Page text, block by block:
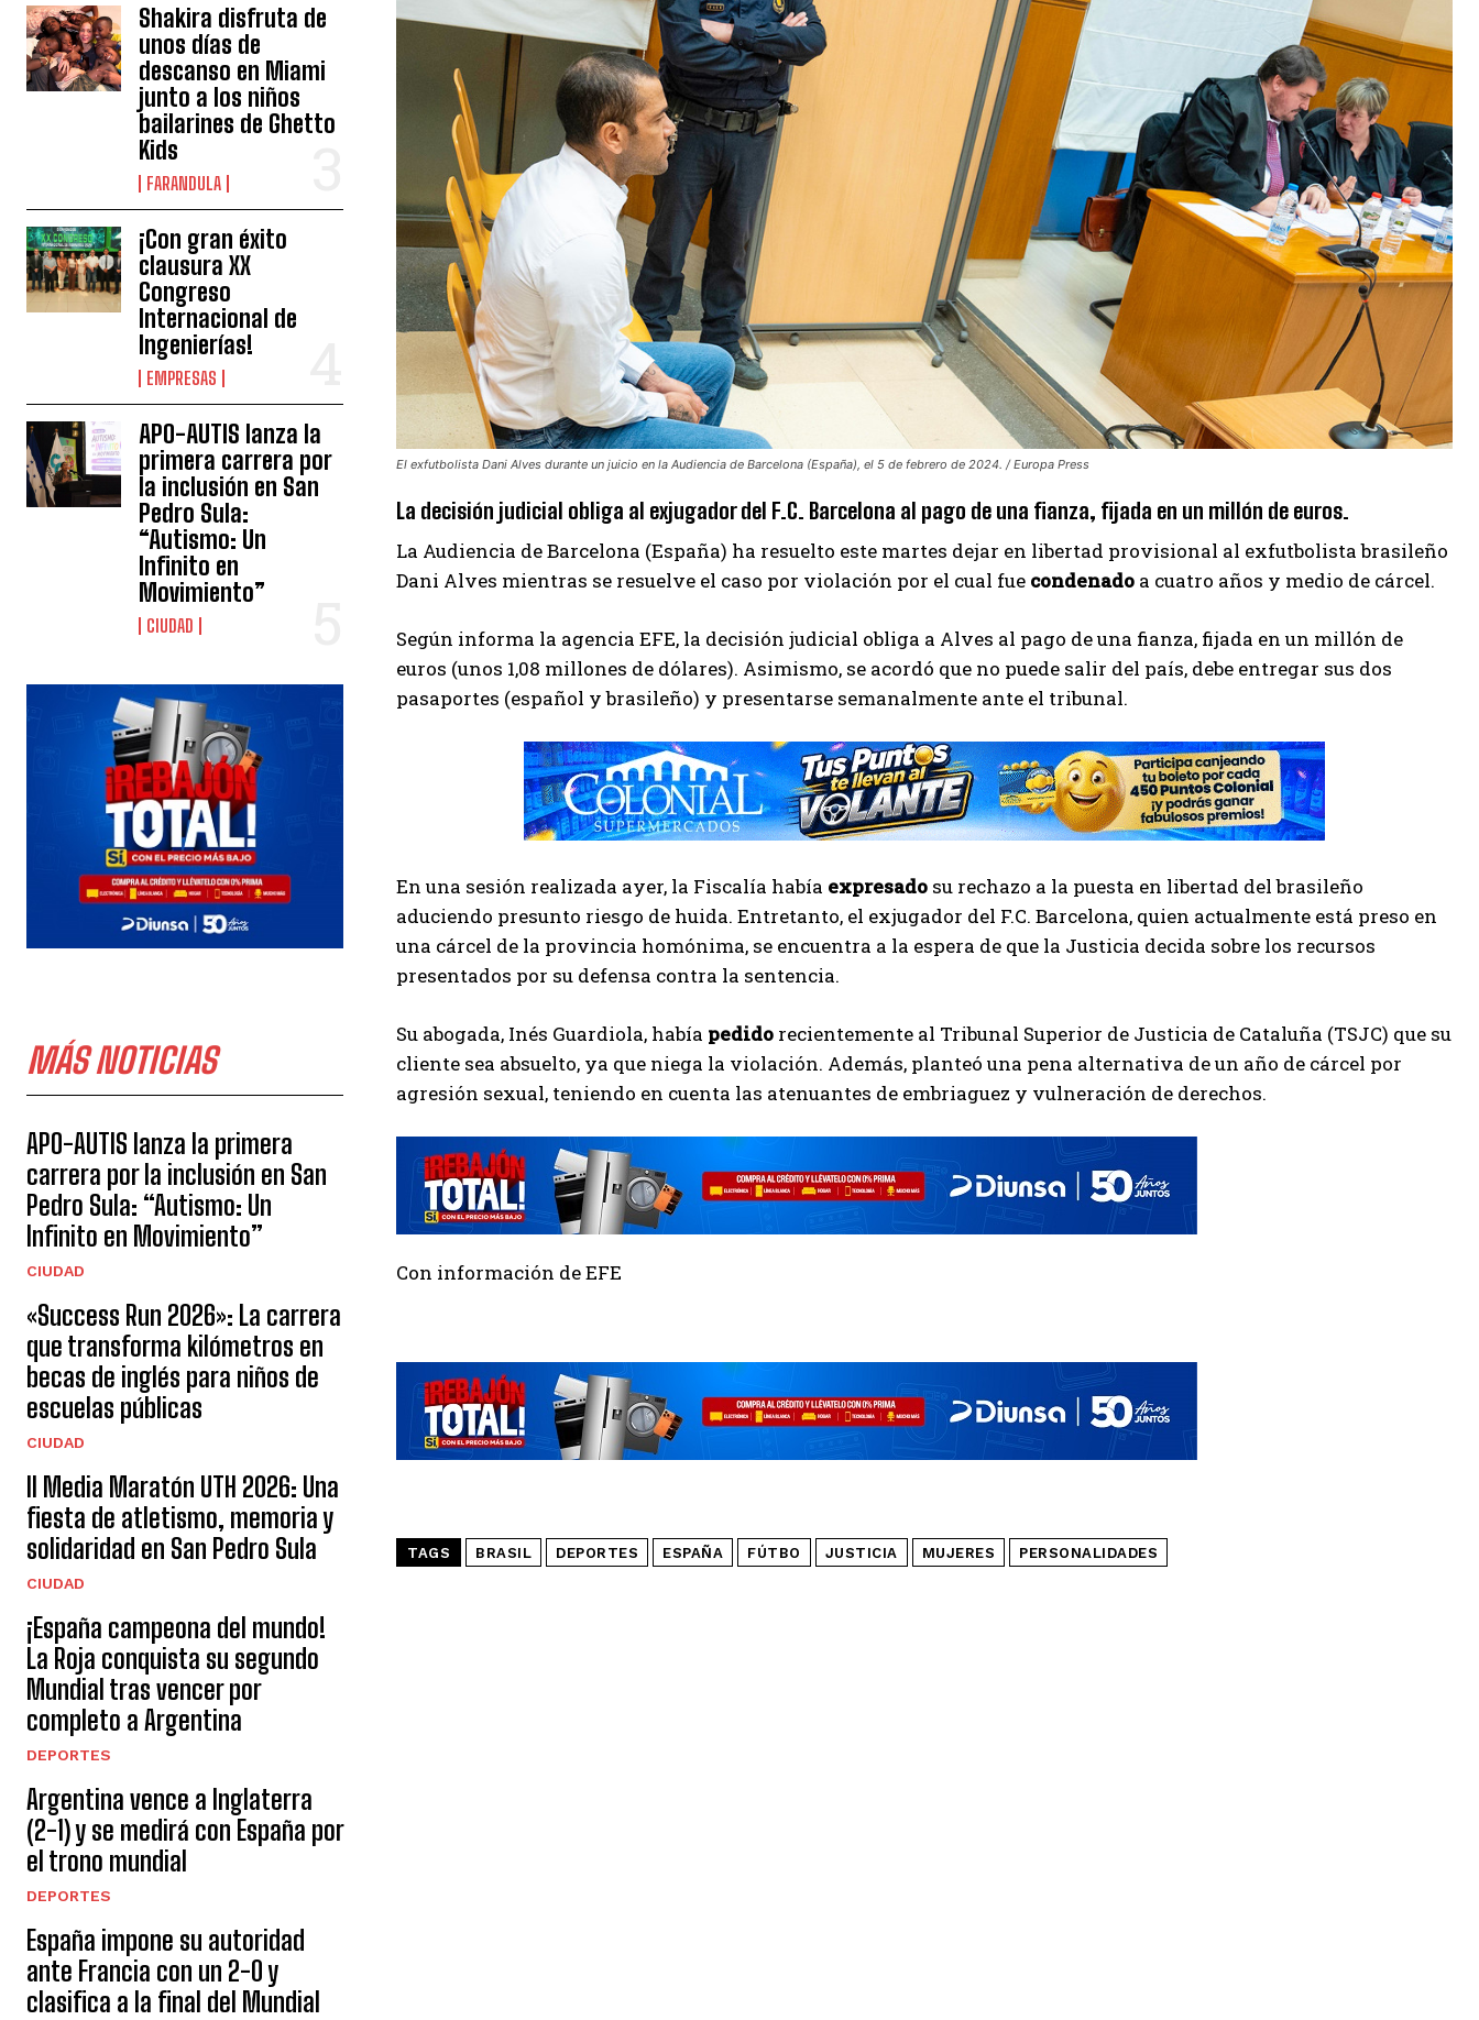
Shakira disfruta de
unos días de
descanso en Miami
junto a los niños
bailarines de Ghetto
Kids
FARANDULA
¡Con gran éxito
clausura XX
Congreso
Internacional de
Ingenierías!
EMPRESAS
APO-AUTIS lanza la
primera carrera por
la inclusión en San
Pedro Sula:
“Autismo: Un
Infinito en
Movimiento”
CIUDAD
MÁS NOTICIAS
APO-AUTIS lanza la primera
carrera por la inclusión en San
Pedro Sula: “Autismo: Un
Infinito en Movimiento”
CIUDAD
«Success Run 2026»: La carrera
que transforma kilómetros en
becas de inglés para niños de
escuelas públicas
CIUDAD
II Media Maratón UTH 2026: Una
fiesta de atletismo, memoria y
solidaridad en San Pedro Sula
CIUDAD
¡España campeona del mundo!
La Roja conquista su segundo
Mundial tras vencer por
completo a Argentina
DEPORTES
Argentina vence a Inglaterra
(2-1) y se medirá con España por
el trono mundial
DEPORTES
España impone su autoridad
ante Francia con un 2-0 y
clasifica a la final del Mundial
El exfutbolista Dani Alves durante un juicio en la Audiencia de Barcelona (España), el 5 de febrero de 2024. / Europa Press
La decisión judicial obliga al exjugador del F.C. Barcelona al pago de una fianza, fijada en un millón de euros.
La Audiencia de Barcelona (España) ha resuelto este martes dejar en libertad provisional al exfutbolista brasileño
Dani Alves mientras se resuelve el caso por violación por el cual fue condenado a cuatro años y medio de cárcel.
Según informa la agencia EFE, la decisión judicial obliga a Alves al pago de una fianza, fijada en un millón de
euros (unos 1,08 millones de dólares). Asimismo, se acordó que no puede salir del país, debe entregar sus dos
pasaportes (español y brasileño) y presentarse semanalmente ante el tribunal.
En una sesión realizada ayer, la Fiscalía había expresado su rechazo a la puesta en libertad del brasileño
aduciendo presunto riesgo de huida. Entretanto, el exjugador del F.C. Barcelona, quien actualmente está preso en
una cárcel de la provincia homónima, se encuentra a la espera de que la Justicia decida sobre los recursos
presentados por su defensa contra la sentencia.
Su abogada, Inés Guardiola, había pedido recientemente al Tribunal Superior de Justicia de Cataluña (TSJC) que su
cliente sea absuelto, ya que niega la violación. Además, planteó una pena alternativa de un año de cárcel por
agresión sexual, teniendo en cuenta las atenuantes de embriaguez y vulneración de derechos.
Con información de EFE
TAGS BRASIL DEPORTES ESPAÑA FÚTBO JUSTICIA MUJERES PERSONALIDADES